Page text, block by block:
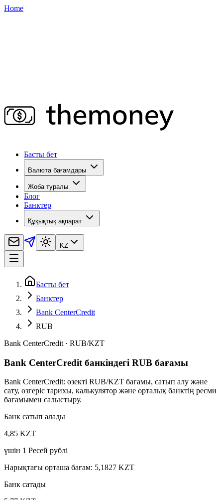
Home
Басты бет
Валюта бағамдары
Жоба туралы
Блог
Банктер
Құқықтық ақпарат
KZ
Басты бет
Банктер
Bank CenterCredit
RUB
Bank CenterCredit · RUB/KZT
Bank CenterCredit банкіндегі RUB бағамы
Bank CenterCredit: өзекті RUB/KZT бағамы, сатып алу және
сату, өзгеріс тарихы, калькулятор және орталық банктің ресми
бағамымен салыстыру.
Банк сатып алады
4,85 KZT
үшін 1 Ресей рублі
Нарықтағы орташа бағам: 5,1827 KZT
Банк сатады